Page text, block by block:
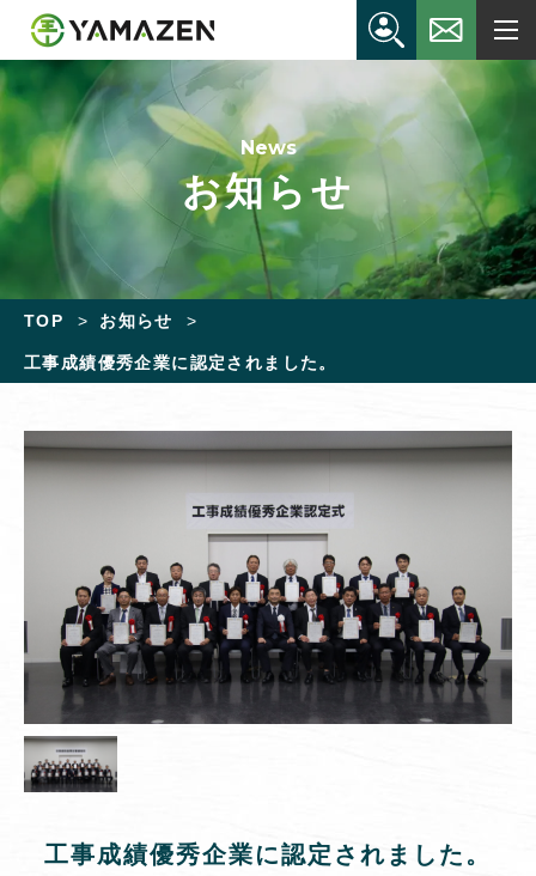
News
お知らせ
TOP お知らせ
工事成績優秀企業に認定されました。
工事成績優秀企業に認定されました。